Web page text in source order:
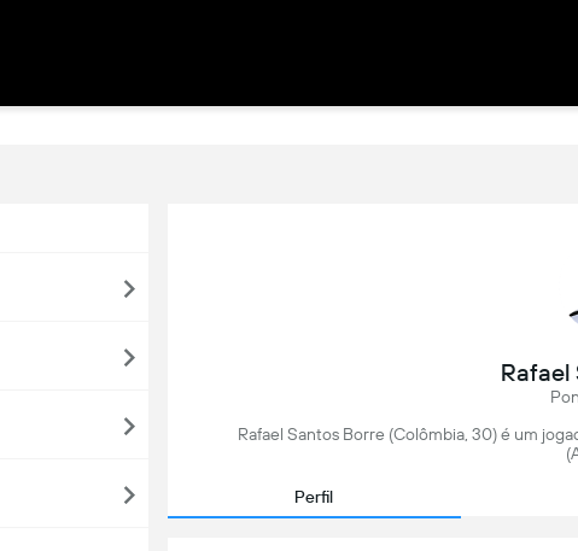
Rafael
Rafael Santos Borre (Colômbia, 30) é um
Perfil